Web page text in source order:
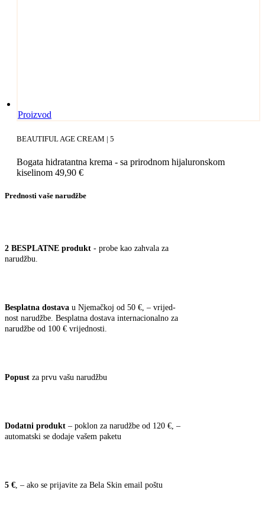
Proizvod
BEAUTIFUL AGE CREAM | 5
Bogata hidratantna krema - sa prirodnom hijaluronskom
kiselinom 49,90 €
Prednosti vaše narudžbe
2 BESPLATNE pro­dukt - pro­be kao zah­va­la za
narudžbu.
Bes­plat­na dost­ava u Nje­mač­koj od 50 €, – vri­jed­
nost naru­dž­be. Bes­plat­na dost­ava inter­na­cio­nal­no za
naru­dž­be od 100 € vrijednosti.
Popust za prvu vašu narudžbu
Dodat­ni pro­dukt – poklon za naru­dž­be od 120 €, –
auto­mat­ski se doda­je vašem paketu
5 €, – ako se pri­ja­vi­te za Bela Skin email poštu